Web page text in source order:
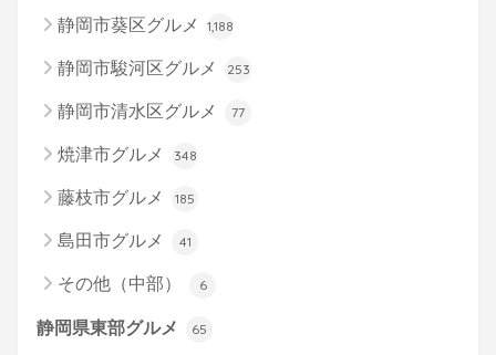
静岡市葵区グルメ 1,188
静岡市駿河区グルメ 253
静岡市清水区グルメ 77
焼津市グルメ 348
藤枝市グルメ 185
島田市グルメ 41
その他（中部） 6
静岡県東部グルメ 65